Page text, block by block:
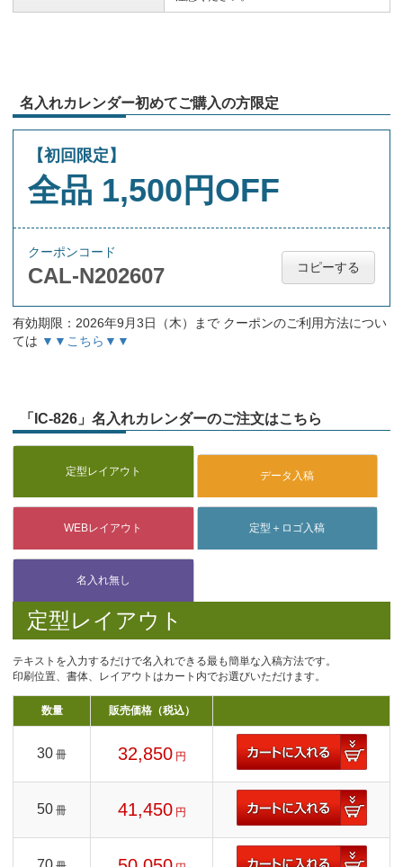
名入れカレンダー初めてご購入の方限定
【初回限定】
全品 1,500円OFF
クーポンコード
CAL-N202607 コピーする
有効期限：2026年9月3日（木）まで クーポンのご利用方法につい
ては ▼▼こちら▼▼
「IC-826」名入れカレンダーのご注文はこちら
定型レイアウト
テキストを入力するだけで名入れできる最も簡単な入稿方法です。
印刷位置、書体、レイアウトはカート内でお選びいただけます。
数量 販売価格（税込）
30 冊 32,850 円
50 冊 41,450 円